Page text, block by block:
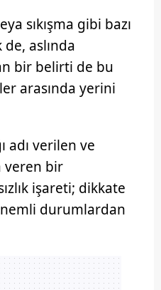
sıkışma gibi bazı
aslında
bir belirti de bu
arasında yerini
adı verilen ve
veren bir
işareti; dikkate
durumlardan